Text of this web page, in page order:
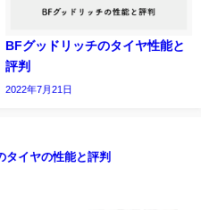
BFグッドリッチのタイヤ性能と
評判
2022年7月21日
タイヤの性能と評判